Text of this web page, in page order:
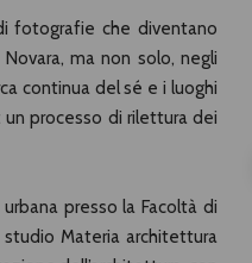
fotografie che diventano
ma non solo, negli
continua del sé e i luoghi
processo di rilettura dei
presso la Facoltà di
studio Materia architettura